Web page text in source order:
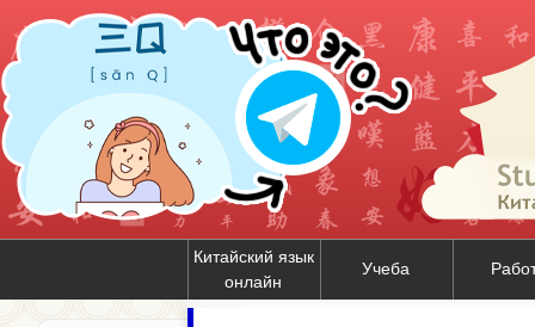
Китайский язык
онлайн
Учеба